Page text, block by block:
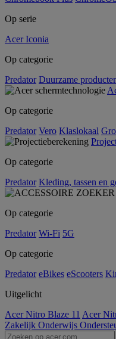
Op serie
Acer Iconia
Op categorie
Predator Duurzame
Op categorie
Predator Vero Klaslokaal
Op categorie
Predator Kleding, tassen en
Op categorie
Predator Wi-Fi 5G
Op categorie
Predator eBikes eScooters
Uitgelicht
Acer Nitro Blaze 11 Acer
Zakelijk Onderwijs